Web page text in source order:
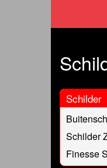
Schilder
Schilder
Finesse